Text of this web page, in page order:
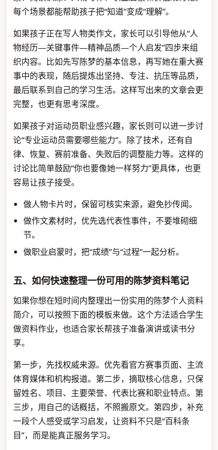
每个场景都能帮助孩子把“知道”变成“理解”。
如果孩子正在写人物类作文，家长可以引导他从“人
物经历—关键事件—精神品质—个人启发”四步来组
织内容。比如先写陈梦的基本信息，再写她在重大赛
事中的表现，随后提炼出坚持、专注、抗压等品质，
最后联系到自己的学习生活。这样写出来的文章会更
完整，也更有思考深度。
如果孩子对运动员职业感兴趣，家长则可以进一步讨
论“专业运动员需要哪些能力”。除了技术，还有自
律、恢复、赛前准备、失败后的调整能力等。这样的
讨论比简单鼓励“你也要像她一样努力”更具体，也更
容易让孩子接受。
做人物卡片时，保留可核实来源，避免抄传闻。
做作文素材时，优先选代表性事件，不要堆砌细
节。
做职业启蒙时，把“成绩”与“过程”一起分析。
五、如何快速整理一份可用的陈梦资料笔记
如果你想在短时间内整理出一份实用的陈梦个人资料
简介，可以按照下面的模板来做。这个方法适合学生
做资料作业，也适合家长帮孩子准备演讲或读书分
享。
第一步，先找权威来源。优先看官方赛事页面、主流
体育媒体和机构报道。第二步，摘取核心信息，只保
留姓名、项目、主要荣誉、代表比赛和职业特点。第
三步，用自己的话概括，不照搬原文。第四步，补充
一段个人感受或学习启发，让资料不只是“百科条
目”，而是能真正服务学习。